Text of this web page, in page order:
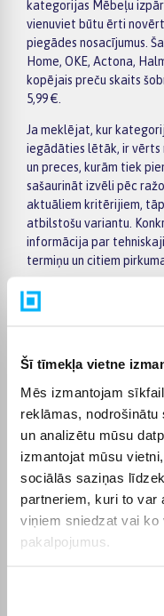
Šī tīmekļa vietne
Mēs izmantojam
reklāmas,
un analizētu mūsu
izmantojat mūsu
sociālās saziņas
partneriem, kuri to var
viņiem sniedzat vai ko
pakalpojumus.
kategorijas Mēbeļu
vienuviet būtu ērti
piegādes nosacījumus.
Home, OKE, Actona,
kopējais preču skaits
5,99 €.
Ja meklējat, kur
iegādāties lētāk, ir vērts
un preces, kurām tiek
sašaurināt izvēli pēc
aktuāliem kritērijiem,
atbilstošu variantu.
informācija par
termiņu un citiem
BIGBOX.LV piedāvā
vienādos maksājumos.
pasūtījumiem virs 499 €
Kurjera piegādes cena
Precīzs katras preces
konkrētās preces lapā.
izpārdošana varēsiet
parūpēsies, lai